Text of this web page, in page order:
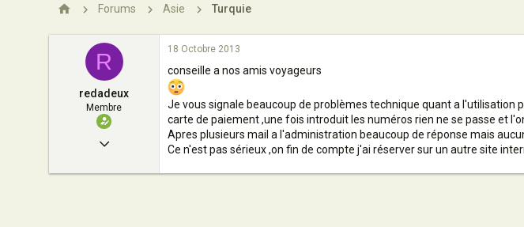
n
Forums Asie Turquie
R
redadeux
Membre
27 Août 2009
18 Octobre 2013
conseille a nos amis voyageurs
Je vous signale beaucoup de problèmes technique quant a
carte de paiement ,une fois introduit les numéros rien ne se passe et
Apres plusieurs mail a l'administration beaucoup de réponse mais
Ce n'est pas sérieux ,on fin de compte j'ai réserver sur un autre site